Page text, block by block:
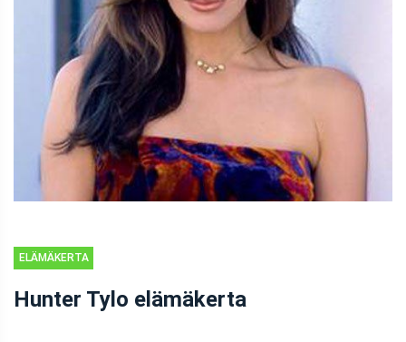
ELÄMÄKERTA
Hunter Tylo elämäkerta